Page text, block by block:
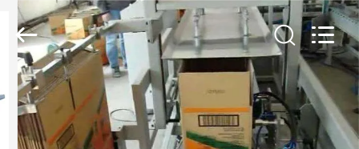
CASA
PRODOTTI
fabbricazione
contenitore
cartone
fornitore.
Copyright
2020
-
2023
cartonboxmanufacturingmachine.com.
Rights
Reserved.